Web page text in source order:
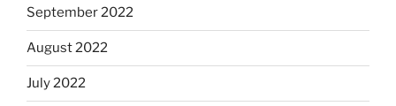
September 2022
August 2022
July 2022